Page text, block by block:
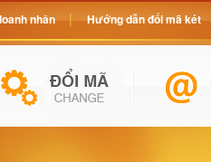
nhân Hướng dẫn đổi mã két